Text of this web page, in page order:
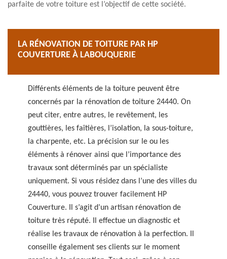
parfaite de votre toiture est l’objectif de cette société.
LA RÉNOVATION DE TOITURE PAR HP
COUVERTURE À LABOUQUERIE
Différents éléments de la toiture peuvent être
concernés par la rénovation de toiture 24440. On
peut citer, entre autres, le revêtement, les
gouttières, les faîtières, l’isolation, la sous-toiture,
la charpente, etc. La précision sur le ou les
éléments à rénover ainsi que l’importance des
travaux sont déterminés par un spécialiste
uniquement. Si vous résidez dans l’une des villes du
24440, vous pouvez trouver facilement HP
Couverture. Il s’agit d’un artisan rénovation de
toiture très réputé. Il effectue un diagnostic et
réalise les travaux de rénovation à la perfection. Il
conseille également ses clients sur le moment